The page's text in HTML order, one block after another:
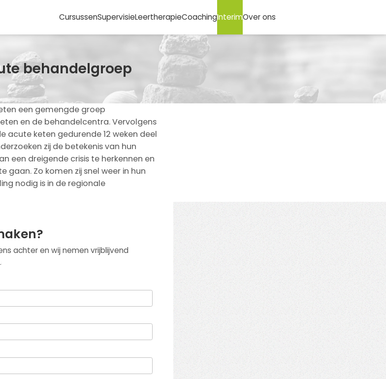
CursussenSupervisieLeertherapieCoachingInterimOver ons
behandelgroep
een gemengde groep
en de behandelcentra. Vervolgens
acute keten gedurende 12 weken deel
zij de betekenis van hun
een dreigende crisis te herkennen en
Zo komen zij snel weer in hun
nodig is in de regionale
achter en wij nemen vrijblijvend